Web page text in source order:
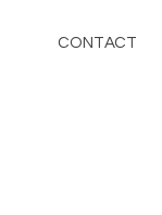
CONTACT